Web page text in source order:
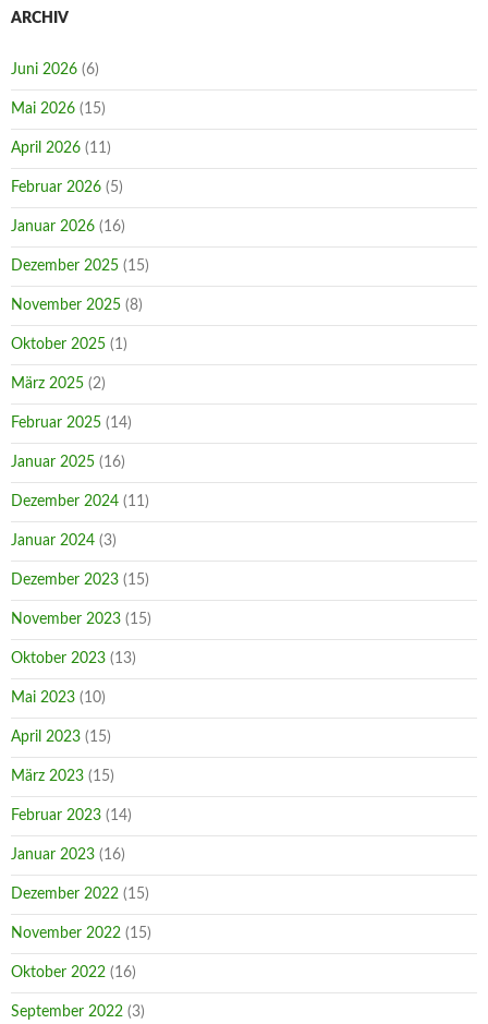
ARCHIV
Juni 2026 (6)
Mai 2026 (15)
April 2026 (11)
Februar 2026 (5)
Januar 2026 (16)
Dezember 2025 (15)
November 2025 (8)
Oktober 2025 (1)
März 2025 (2)
Februar 2025 (14)
Januar 2025 (16)
Dezember 2024 (11)
Januar 2024 (3)
Dezember 2023 (15)
November 2023 (15)
Oktober 2023 (13)
Mai 2023 (10)
April 2023 (15)
März 2023 (15)
Februar 2023 (14)
Januar 2023 (16)
Dezember 2022 (15)
November 2022 (15)
Oktober 2022 (16)
September 2022 (3)